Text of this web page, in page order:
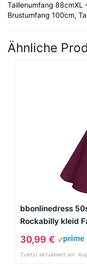
Taillenumfang 88cmXL
Brustumfang 100cm,
Ähnliche
bbonlinedress
Rockabilly kleid
30,99 €
Zuletzt aktualisiert am: